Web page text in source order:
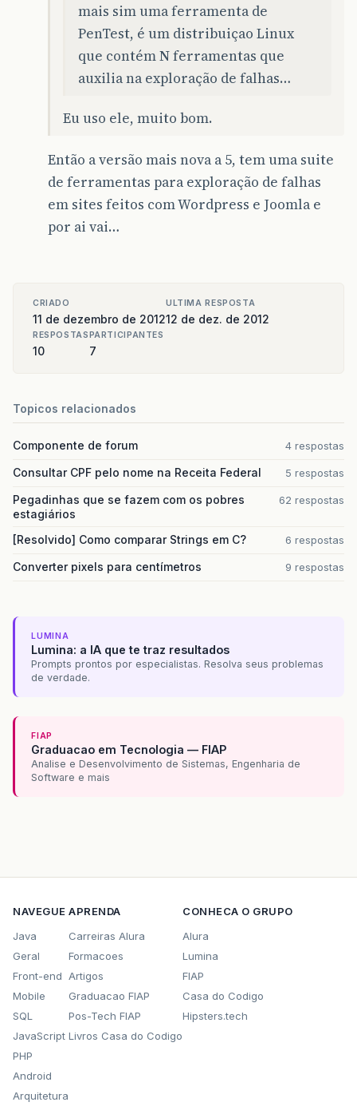
mais sim uma ferramenta de
PenTest, é um distribuiçao Linux
que contémNferramentas que
auxilia na exploração de falhas…
Eu uso ele, muito bom.
Então a versão mais nova a 5, tem uma suite
de ferramentas para exploração de falhas
em sites feitos com Wordpress e Joomla e
por ai vai…
CRIADO
11 de dezembro de 2012
ULTIMA RESPOSTA
12 de dez. de 2012
RESPOSTAS
10
PARTICIPANTES
7
Topicos relacionados
Componente de forum 4 respostas
Consultar CPF pelo nome na Receita Federal 5 respostas
Pegadinhas que se fazem com os pobres
estagiários
62 respostas
[Resolvido] Como comparar Strings em C? 6 respostas
Converter pixels para centímetros 9 respostas
LUMINA
Lumina: a IA que te traz resultados
Prompts prontos por especialistas. Resolva seus problemas
de verdade.
FIAP
Graduacao em Tecnologia — FIAP
Analise e Desenvolvimento de Sistemas, Engenharia de
Software e mais
NAVEGUE
Java
Geral
Front-end
Mobile
SQL
JavaScript
PHP
Android
Arquitetura
APRENDA
Carreiras Alura
Formacoes
Artigos
Graduacao FIAP
Pos-Tech FIAP
Livros Casa do Codigo
CONHECA O GRUPO
Alura
Lumina
FIAP
Casa do Codigo
Hipsters.tech